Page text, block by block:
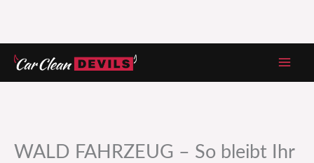
Zum
Inhalt
WALD FAHRZEUG – So bleibt Ihr